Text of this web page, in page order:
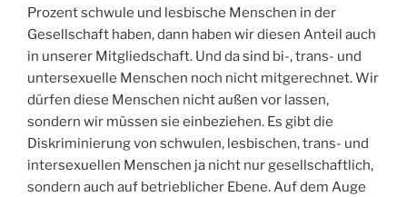
Prozent schwule und lesbische Menschen in der
Gesellschaft haben, dann haben wir diesen Anteil auch
in unserer Mitgliedschaft. Und da sind bi-, trans- und
untersexuelle Menschen noch nicht mitgerechnet. Wir
dürfen diese Menschen nicht außen vor lassen,
sondern wir müssen sie einbeziehen. Es gibt die
Diskriminierung von schwulen, lesbischen, trans- und
intersexuellen Menschen ja nicht nur gesellschaftlich,
sondern auch auf betrieblicher Ebene. Auf dem Auge